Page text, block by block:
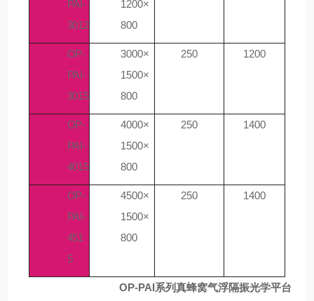
PAI-
3012
1200×
800
OP-
PAI-
3015
3000×
1500×
800
250 1200
OP-
PAI-
4015
4000×
1500×
800
250 1400
OP-
PAI-
451
5
4500×
1500×
800
250 1400
OP-PAI系列真蜂窝气浮隔振光学平台